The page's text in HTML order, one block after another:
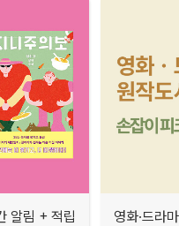
알림 + 적립
영화·드라